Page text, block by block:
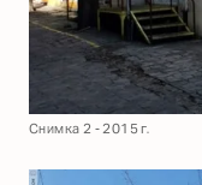
Снимка 2 - 2015 г.